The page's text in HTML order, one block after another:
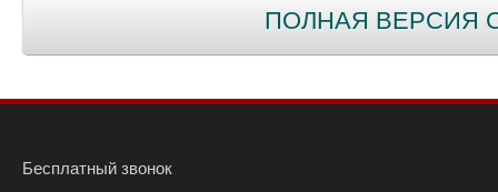
ПОЛНАЯ ВЕРСИЯ
Бесплатный звонок